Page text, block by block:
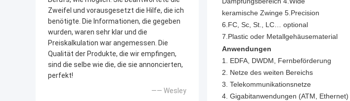
Zweifel und vorausgesetzt die Hilfe, die ich
benötigte. Die Informationen, die gegeben
wurden, waren sehr klar und die
Preiskalkulation war angemessen. Die
Qualität der Produkte, die wir empfingen,
sind die selbe wie die, die sie annoncierten,
perfekt!
—— Wesley
keramische Zwinge 5.Precision
6.FC, Sc, St., LC… optional
7.Plastic oder Metallgehäusematerial
Anwendungen
1. EDFA, DWDM, Fernbeförderung
2. Netze des weiten Bereichs
3. Telekommunikationsnetze
4. Gigabitanwendungen (ATM, Ethernet)